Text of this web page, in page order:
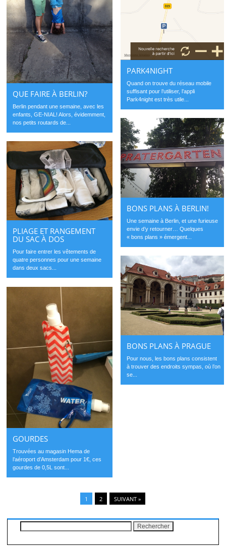
PARK4NIGHT
Quand on trouve du réseau mobile
suffisant pour l’utiliser, l’appli
Park4night est très utile...
QUE FAIRE À BERLIN?
Berlin pendant une semaine, avec les
enfants, GE-NIAL! Alors, évidemment,
nos petits routards de...
BONS PLANS À BERLIN!
Une semaine à Berlin, et une furieuse
envie d’y retourner… Quelques
« bons plans » émergent...
PLIAGE ET RANGEMENT
DU SAC À DOS
Pour faire entrer les vêtements de
quatre personnes pour une semaine
dans deux sacs...
BONS PLANS À PRAGUE
Pour nous, les bons plans consistent
à trouver des endroits sympas, où l’on
se...
GOURDES
Trouvées au magasin Hema de
l’aéroport d’Amsterdam pour 1€, ces
gourdes de 0,5L sont...
1 2 SUIVANT »